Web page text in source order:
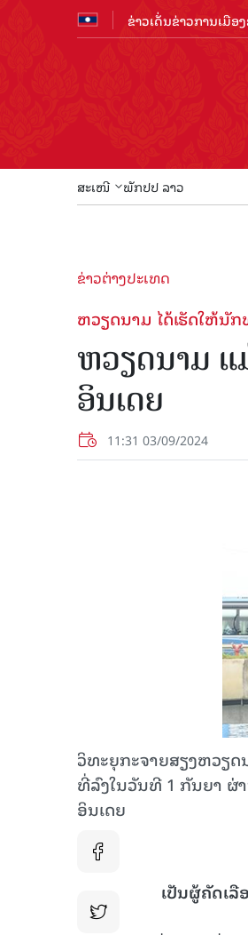
ຂ່າວເດັ່ນຂ່າວການເມືອງ
ສະເໜີ ພັກປປ ລາວ
ຂ່າວຕ່າງປະເທດ
ຫວຽດນາມ ໄດ້ເຮັດໃຫ້ນັ
ຫວຽດນາມ
ອິນເດຍ
11:31 03/09/2024
ວິທະຍຸກະຈາຍສຽງຫວຽດ
ທີ່ລົງໃນວັນທີ 1 ກັນຍາ ຜ່
ອິນເດຍ
ເປັນຜູ້ຄັດເລື